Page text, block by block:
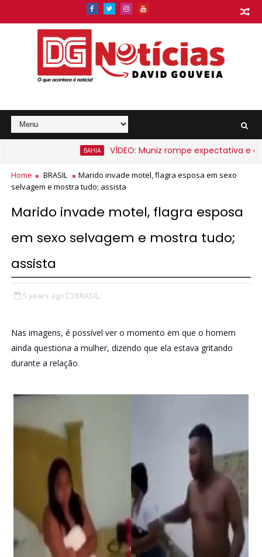
VÍDEO: Muniz rompe expectativa e
a partir de segunda-feira
Home BRASIL
Marido invade motel, flagra esposa em sexo
selvagem e mostra tudo; assista
Marido invade motel, flagra esposa
em sexo selvagem e mostra tudo;
assista
5 years ago BRASIL,
Nas imagens, é possível ver o momento em que o homem
ainda questiona a mulher, dizendo que ela estava gritando
durante a relação.